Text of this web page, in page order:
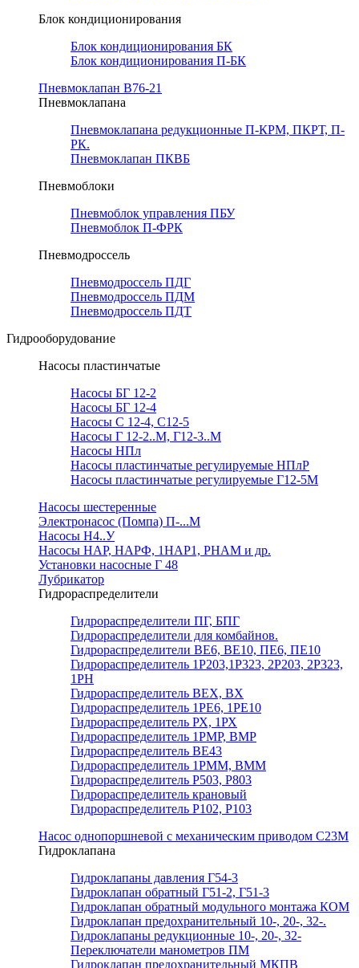
Блок кондиционирования
Блок кондиционирования БК
Блок кондиционирования П-БК
Пневмоклапан В76-21
Пневмоклапана
Пневмоклапана редукционные П-КРМ, ПКРТ, П-
РК.
Пневмоклапан ПКВБ
Пневмоблоки
Пневмоблок управления ПБУ
Пневмоблок П-ФРК
Пневмодроссель
Пневмодроссель ПДГ
Пневмодроссель ПДМ
Пневмодроссель ПДТ
Гидрооборудование
Насосы пластинчатые
Насосы БГ 12-2
Насосы БГ 12-4
Насосы С 12-4, С12-5
Насосы Г 12-2..М, Г12-3..М
Насосы НПл
Насосы пластинчатые регулируемые НПлР
Насосы пластинчатые регулируемые Г12-5М
Насосы шестеренные
Электронасос (Помпа) П-...М
Насосы Н4..У
Насосы НАР, НАРФ, 1НАР1, РНАМ и др.
Установки насосные Г 48
Лубрикатор
Гидрораспределители
Гидрораспределители ПГ, БПГ
Гидрораспределители для комбайнов.
Гидрораспределители ВЕ6, ВЕ10, ПЕ6, ПЕ10
Гидрораспределитель 1Р203,1Р323, 2Р203, 2Р323,
1РН
Гидрораспределитель ВЕХ, ВХ
Гидрораспределитель 1РЕ6, 1РЕ10
Гидрораспределитель РХ, 1РХ
Гидрораспределитель 1РМР, ВМР
Гидрораспределитель ВЕ43
Гидрораспределитель 1РММ, ВММ
Гидрораспределитель Р503, Р803
Гидрораспределитель крановый
Гидрораспределитель Р102, Р103
Насос однопоршневой с механическим приводом С23М
Гидроклапана
Гидроклапаны давления Г54-3
Гидроклапан обратный Г51-2, Г51-3
Гидроклапан обратный модульного монтажа КОМ
Гидроклапан предохранительный 10-, 20-, 32-.
Гидроклапаны редукционные 10-, 20-, 32-
Переключатели манометров ПМ
Гидроклапан предохранительный МКПВ